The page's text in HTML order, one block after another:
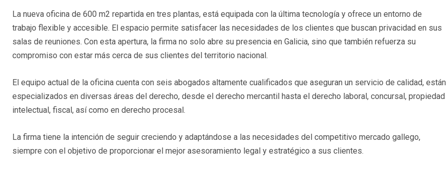
La nueva oficina de 600 m2 repartida en tres plantas, está equipada con la última tecnología y ofrece un entorno de
trabajo flexible y accesible. El espacio permite satisfacer las necesidades de los clientes que buscan privacidad en sus
salas de reuniones. Con esta apertura, la firma no solo abre su presencia en Galicia, sino que también refuerza su
compromiso con estar más cerca de sus clientes del territorio nacional.
El equipo actual de la oficina cuenta con seis abogados altamente cualificados que aseguran un servicio de calidad, están
especializados en diversas áreas del derecho, desde el derecho mercantil hasta el derecho laboral, concursal, propiedad
intelectual, fiscal, así como en derecho procesal.
La firma tiene la intención de seguir creciendo y adaptándose a las necesidades del competitivo mercado gallego,
siempre con el objetivo de proporcionar el mejor asesoramiento legal y estratégico a sus clientes.